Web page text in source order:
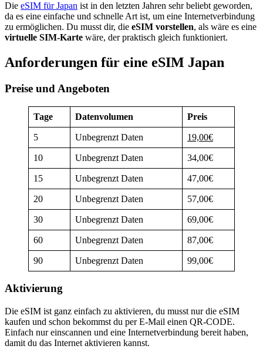
Die eSIM für Japan ist in den letzten Jahren sehr beliebt geworden,
da es eine einfache und schnelle Art ist, um eine Internetverbindung
zu ermöglichen. Du musst dir, die eSIM vorstellen, als wäre es eine
virtuelle SIM-Karte wäre, der praktisch gleich funktioniert.
Anforderungen für eine eSIM Japan
Preise und Angeboten
Tage Datenvolumen Preis
5 Unbegrenzt Daten 19,00€
10 Unbegrenzt Daten 34,00€
15 Unbegrenzt Daten 47,00€
20 Unbegrenzt Daten 57,00€
30 Unbegrenzt Daten 69,00€
60 Unbegrenzt Daten 87,00€
90 Unbegrenzt Daten 99,00€
Aktivierung
Die eSIM ist ganz einfach zu aktivieren, du musst nur die eSIM
kaufen und schon bekommst du per E-Mail einen QR-CODE.
Einfach nur einscannen und eine Internetverbindung bereit haben,
damit du das Internet aktivieren kannst.